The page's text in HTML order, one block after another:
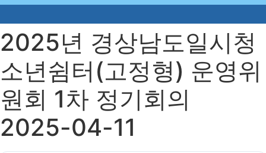
2025년 경상남도일시청
소년쉼터(고정형) 운영위
원회 1차 정기회의
2025-04-11